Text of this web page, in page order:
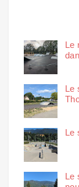
Le
Le
Le
Le